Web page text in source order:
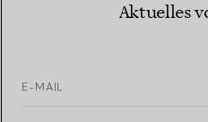
Aktuelles
E-MAIL